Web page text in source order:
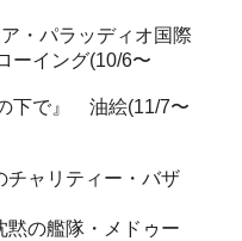
・パラッディオ国際
ーイング(10/6〜
下で』 油絵(11/7〜
チャリティー・バザ
黙の艦隊・メドゥー